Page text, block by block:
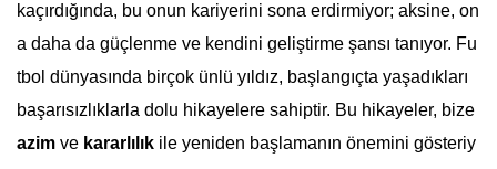
kaçırdığında, bu onun kariyerini sona erdirmiyor; aksine, on
a daha da güçlenme ve kendini geliştirme şansı tanıyor. Fu
tbol dünyasında birçok ünlü yıldız, başlangıçta yaşadıkları
başarısızlıklarla dolu hikayelere sahiptir. Bu hikayeler, bize
azim ve kararlılık ile yeniden başlamanın önemini gösteriy